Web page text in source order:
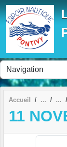
Accueil
11
Panneau de